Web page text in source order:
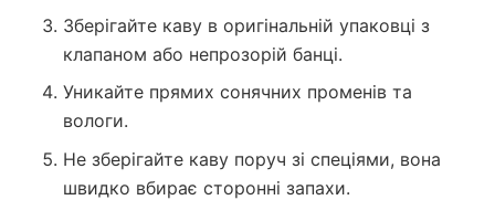
Зберігайте каву в оригінальній упаковці з
клапаном або непрозорій банці.
Уникайте прямих сонячних променів та
вологи.
Не зберігайте каву поруч зі спеціями, вона
швидко вбирає сторонні запахи.